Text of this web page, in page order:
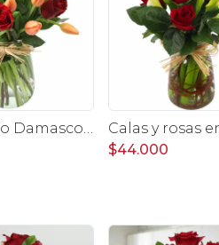
Elena Rojo Damasco - Florero con rosas rojo y tulipanes damasco
$44.000